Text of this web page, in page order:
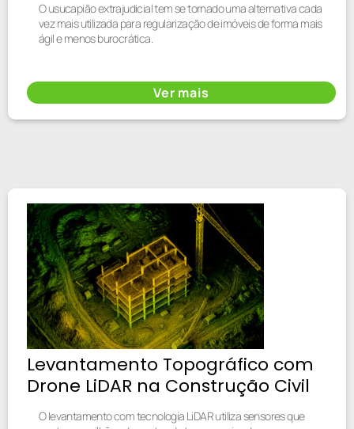
O usucapião extrajudicial tem se tornado uma alternativa cada
vez mais utilizada para regularização de imóveis de forma mais
ágil e menos burocrática.
Ver mais
Levantamento Topográfico com
Drone LiDAR na Construção Civil
O levantamento com tecnologia LiDAR utiliza sensores que